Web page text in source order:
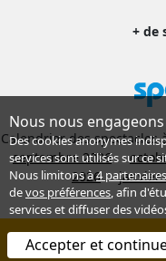
+ de
Calendrier des spectacles
septembre 2026
2026
janvier
Nous nous
Des cookies anonymes
services sont utilisés sur ce
Nous limitons à4 partenaires
devos préférences, afin
services et diffuser des
Accepter et